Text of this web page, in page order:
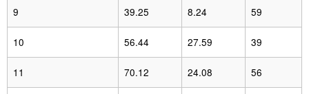
9 39.25 8.24 59
10 56.44 27.59 39
11 70.12 24.08 56